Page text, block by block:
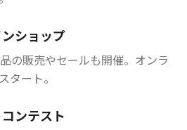
ショップ
の販売やセールも開催。オンラ
タート。
ンテスト